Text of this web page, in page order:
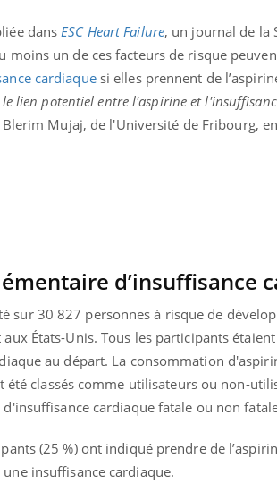
dans ESC Heart Failure, un journal de la
moins un de ces facteurs de risque
cardiaquesi elles prennent de
lien potentiel entre l'aspirine et
Blerim Mujaj, de l'Université de Fribourg,
d’insuffisance
sur 30 827 personnes à risque de
États-Unis. Tous les participants
au départ. La consommation
classés comme utilisateurs ou non-
cardiaque fatale ou non
(25 %) ont indiqué prendre de
insuffisance cardiaque.